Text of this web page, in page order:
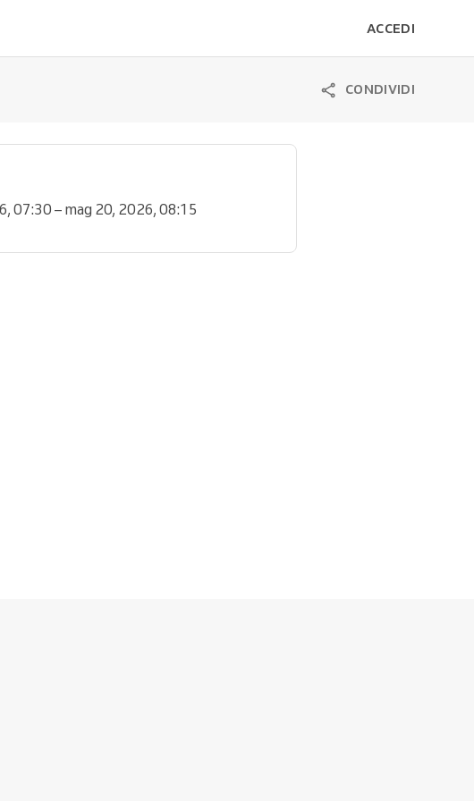
ACCEDI
CONDIVIDI
07:30 – mag 20, 2026, 08:15